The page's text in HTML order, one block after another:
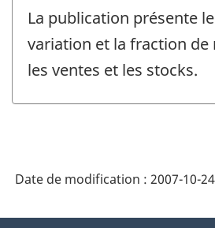
La publication présente
variation et la fraction de
les ventes et les stocks.
Date de modification : 2007-10-24